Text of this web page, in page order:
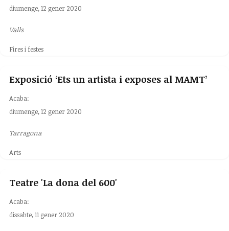
diumenge, 12 gener 2020
Valls
Fires i festes
Exposició ‘Ets un artista i exposes al MAMT’
Acaba:
diumenge, 12 gener 2020
Tarragona
Arts
Teatre 'La dona del 600'
Acaba:
dissabte, 11 gener 2020